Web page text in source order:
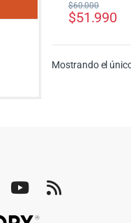
$51.990
$60.000
Mostrando el